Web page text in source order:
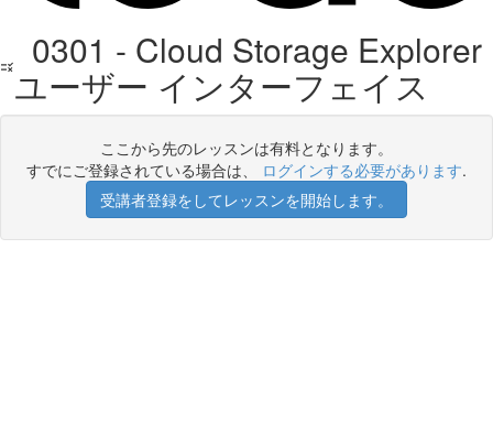
0301 - Cloud Storage Explorer
ユーザー インターフェイス
ここから先のレッスンは有料となります。
すでにご登録されている場合は、 ログインする必要があります.
受講者登録をしてレッスンを開始します。